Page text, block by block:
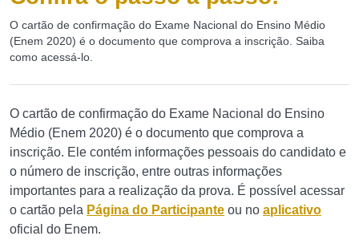
O cartão de confirmação do Exame Nacional do Ensino Médio
(Enem 2020) é o documento que comprova a inscrição. Saiba
como acessá-lo.
O cartão de confirmação do Exame Nacional do Ensino
Médio (Enem 2020) é o documento que comprova a
inscrição. Ele contém informações pessoais do candidato e
o número de inscrição, entre outras informações
importantes para a realização da prova. É possível acessar
o cartão pela Página do Participante ou no aplicativo
oficial do Enem.